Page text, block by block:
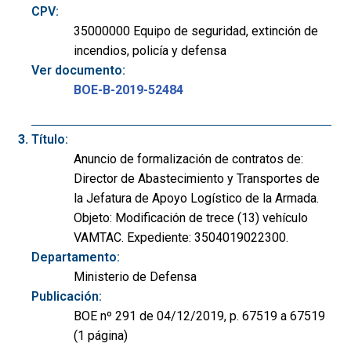
CPV:
35000000 Equipo de seguridad, extinción de
incendios, policía y defensa
Ver documento:
BOE-B-2019-52484
Título:
Anuncio de formalización de contratos de:
Director de Abastecimiento y Transportes de
la Jefatura de Apoyo Logístico de la Armada.
Objeto: Modificación de trece (13) vehículo
VAMTAC. Expediente: 3504019022300.
Departamento:
Ministerio de Defensa
Publicación:
BOE nº 291 de 04/12/2019, p. 67519 a 67519
(1 página)